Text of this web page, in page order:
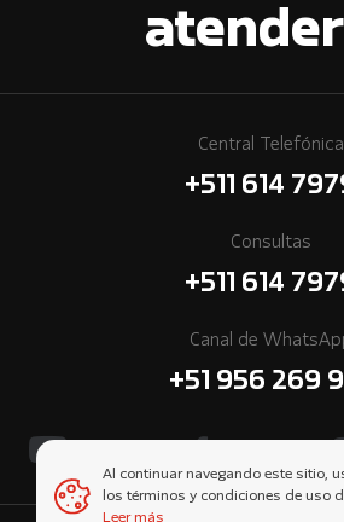
Central Telefónica
+511 614
Consultas
+511 614
Canal de
+51 956 269
Al continuar navegando este sitio,
los términos y condiciones de uso
Leer más